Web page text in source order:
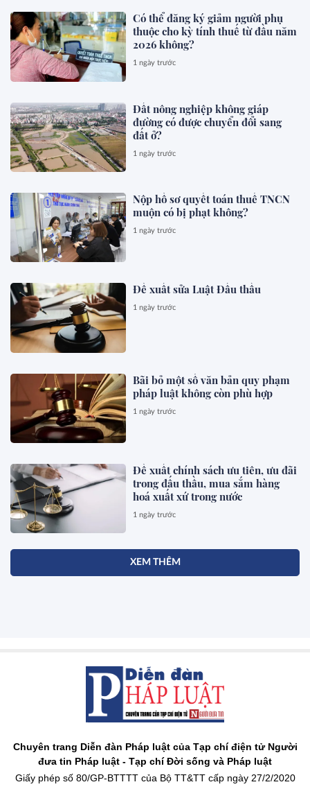
Có thể đăng ký giảm người phụ
thuộc cho kỳ tính thuế từ đầu năm
2026 không?
1 ngày trước
Đất nông nghiệp không giáp
đường có được chuyển đổi sang
đất ở?
1 ngày trước
Nộp hồ sơ quyết toán thuế TNCN
muộn có bị phạt không?
1 ngày trước
Đề xuất sửa Luật Đấu thầu
1 ngày trước
Bãi bỏ một số văn bản quy phạm
pháp luật không còn phù hợp
1 ngày trước
Đề xuất chính sách ưu tiên, ưu đãi
trong đấu thầu, mua sắm hàng
hoá xuất xứ trong nước
1 ngày trước
XEM THÊM
Chuyên trang Diễn đàn Pháp luật của Tạp chí điện tử Người
đưa tin Pháp luật - Tạp chí Đời sống và Pháp luật
Giấy phép số 80/GP-BTTTT của Bộ TT&TT cấp ngày 27/2/2020